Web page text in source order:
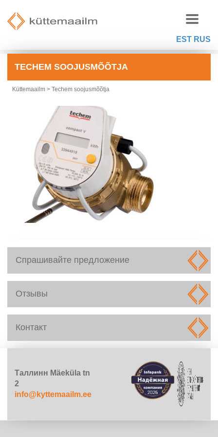
EST RUS
TECHEM SOOJUSMÕÕTJA
Küttemaailm > Techem soojusmõõtja
Спрашивайте предложение
Отзывы
Контакт
Таллинн Mäeküla tn
2
info@kyttemaailm.ee